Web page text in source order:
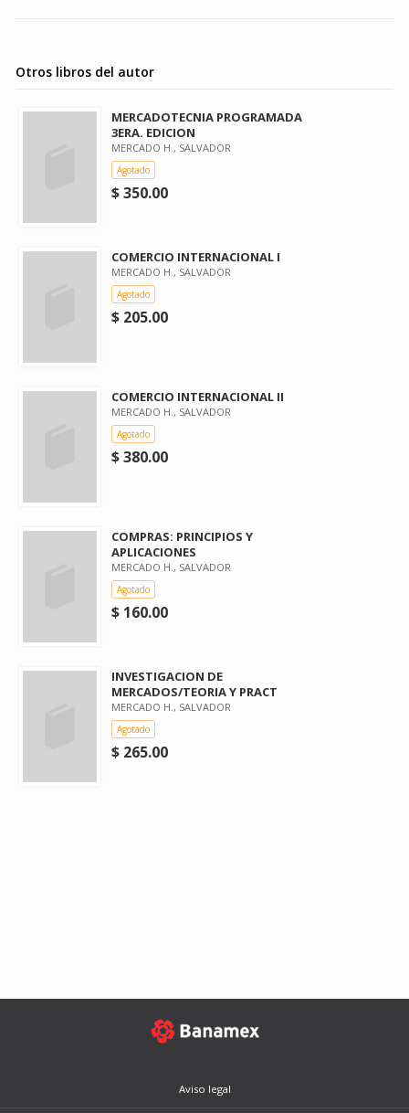
Otros libros del autor
MERCADOTECNIA PROGRAMADA
3ERA. EDICION
MERCADO H., SALVADOR
Agotado
$ 350.00
COMERCIO INTERNACIONAL I
MERCADO H., SALVADOR
Agotado
$ 205.00
COMERCIO INTERNACIONAL II
MERCADO H., SALVADOR
Agotado
$ 380.00
COMPRAS: PRINCIPIOS Y
APLICACIONES
MERCADO H., SALVADOR
Agotado
$ 160.00
INVESTIGACION DE
MERCADOS/TEORIA Y PRACT
MERCADO H., SALVADOR
Agotado
$ 265.00
Aviso legal